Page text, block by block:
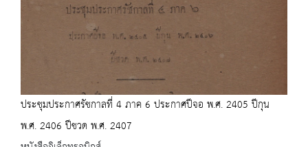
ประชุมประกาศรัชกาลที่ 4 ภาค 6 ประกาศปีจอ พ.ศ. 2405 ปีกุน
พ.ศ. 2406 ปีชวด พ.ศ. 2407